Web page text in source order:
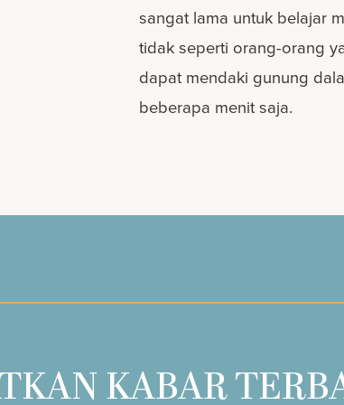
sangat lama untuk belajar
tidak seperti orang-orang
dapat mendaki gunung
beberapa menit saja.
KABAR